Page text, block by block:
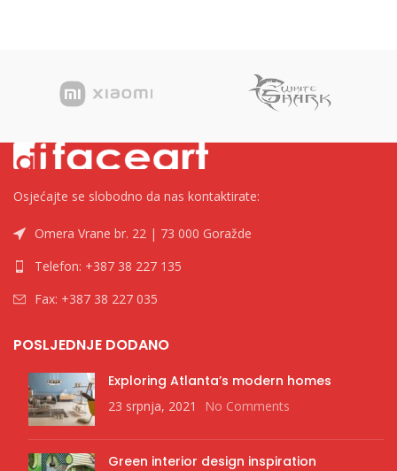
Osjećajte se slobodno da nas kontaktirate:
Omera Vrane br. 22 | 73 000 Goražde
Telefon: +387 38 227 135
Fax: +387 38 227 035
POSLJEDNJE DODANO
Exploring Atlanta’s modern homes
23 srpnja, 2021 No Comments
Green interior design inspiration